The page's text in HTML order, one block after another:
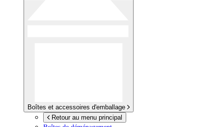
Boîtes et accessoires d'emballage
Retour au menu principal